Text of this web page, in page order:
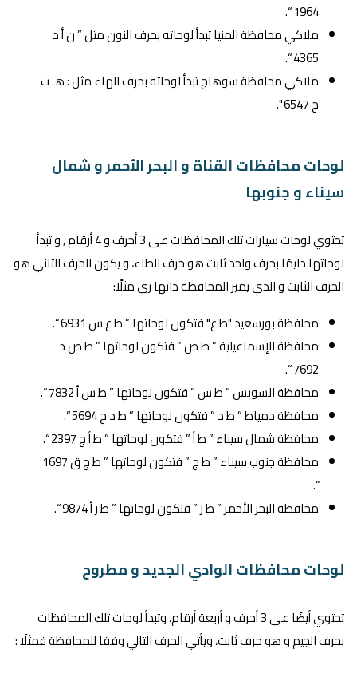
1964 “.
ملاكي محافظة المنيا تبدأ لوحاته بحرف النون مثل ” ن أ د
4365 “.
ملاكي محافظة سوهاج تبدأ لوحاته بحرف الهاء مثل : هـ ب
ج 6547 ".
لوحات محافظات القناة و البحر الأحمر و شمال
سيناء و جنوبها
تحتوي لوحات سيارات تلك المحافظات على 3 أحرف و 4 أرقام , و تبدأ
لوحاتها دايمًا بحرف واحد ثابت هو حرف الطاء، و يكون الحرف الثاني هو
الحرف الثابت و الذي يميز المحافظة ذاتها زي مثلًا:
محافظة بورسعيد "ط ع" فتكون لوحاتها ” ط ع س 6931 “.
محافظة الإسماعيلية ” ط ص ” فتكون لوحاتها ” ط ص د
7692 “.
محافظة السويس ” ط س ” فتكون لوحاتها ” ط س أ 7832 “.
محافظة دمياط ” ط د ” فتكون لوحاتها ” ط د ج 5694 “.
محافظة شمال سيناء ” ط أ ” فتكون لوحاتها ” ط أ ج 2397 “.
محافظة جنوب سيناء ” ط ج ” فتكون لوحاتها ” ط ج ق 1697
“.
محافظة البحر الأحمر ” ط ر ” فتكون لوحاتها ” ط ر أ 9874 “.
لوحات محافظات الوادي الجديد و مطروح
تحتوي أيضًا على 3 أحرف و أربعة أرقام، وتبدأ لوحات تلك المحافظات
بحرف الجيم و هو حرف ثابت، ويأتي الحرف التالي وفقا للمحافظة فمثلًا :